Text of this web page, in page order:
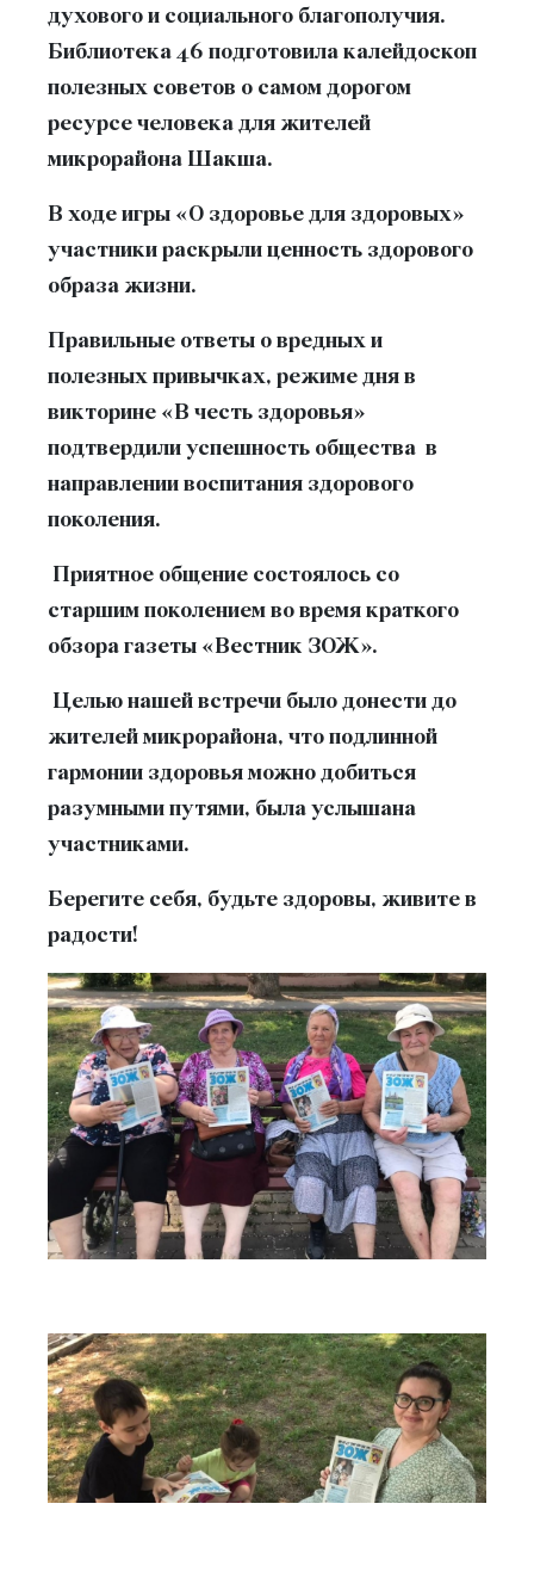
духового и социального благополучия.
Библиотека 46 подготовила калейдоскоп
полезных советов о самом дорогом
ресурсе человека для жителей
микрорайона Шакша.
В ходе игры «О здоровье для здоровых»
участники раскрыли ценность здорового
образа жизни.
Правильные ответы о вредных и
полезных привычках, режиме дня в
викторине «В честь здоровья»
подтвердили успешность общества в
направлении воспитания здорового
поколения.
Приятное общение состоялось со
старшим поколением во время краткого
обзора газеты «Вестник ЗОЖ».
Целью нашей встречи было донести до
жителей микрорайона, что подлинной
гармонии здоровья можно добиться
разумными путями, была услышана
участниками.
Берегите себя, будьте здоровы, живите в
радости!